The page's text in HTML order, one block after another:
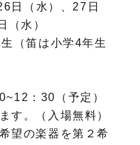
日（水）、27日
（水）
（笛は小学4年生
：30（予定）
す。（入場無料）
望の楽器を第２希